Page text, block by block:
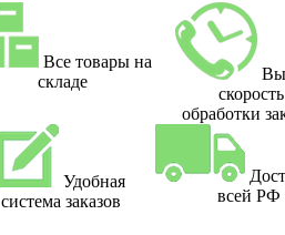
Все товары на
складе
скорость
обработки
Удобная
система заказов
всей РФ